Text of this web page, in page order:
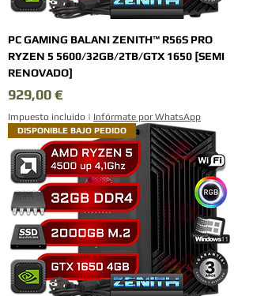
PC GAMING BALANI ZENITH™ R56S PRO
RYZEN 5 5600/32GB/2TB/GTX 1650 [SEMI
RENOVADO]
Precio
929,00 €
Impuesto incluido | Infórmate por WhatsApp
DISPONIBLE BAJO PEDIDO